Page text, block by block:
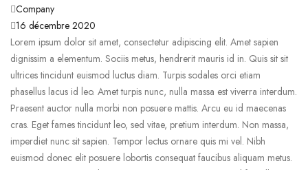
Company
16 décembre 2020
Lorem ipsum dolor sit amet, consectetur adipiscing elit. Amet sapien
dignissim a elementum. Sociis metus, hendrerit mauris id in. Quis sit sit
ultrices tincidunt euismod luctus diam. Turpis sodales orci etiam
phasellus lacus id leo. Amet turpis nunc, nulla massa est viverra interdum.
Praesent auctor nulla morbi non posuere mattis. Arcu eu id maecenas
cras. Eget fames tincidunt leo, sed vitae, pretium interdum. Non massa,
imperdiet nunc sit sapien. Tempor lectus ornare quis mi vel. Nibh
euismod donec elit posuere lobortis consequat faucibus aliquam metus.